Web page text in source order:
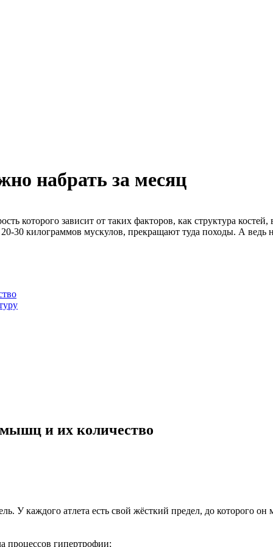
набрать за месяц
которого зависит от таких факторов, как структура
30 килограммов мускулов, прекращают туда походы. А
и их количество
У каждого атлета есть свой жёсткий предел, до которого
процессов гипертрофии;